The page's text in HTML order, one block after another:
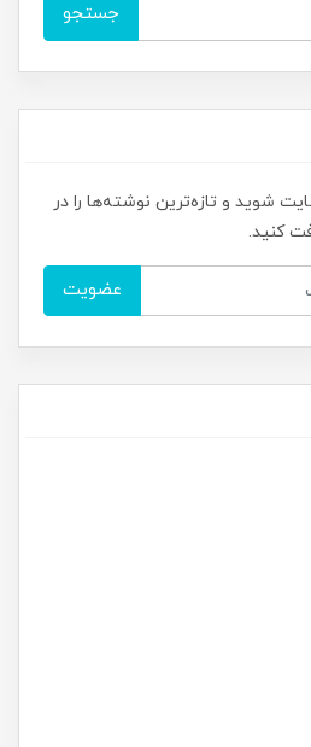
جستجو
شوید و تازه‌ترین نوشته‌ها را در
کنید.
عضویت